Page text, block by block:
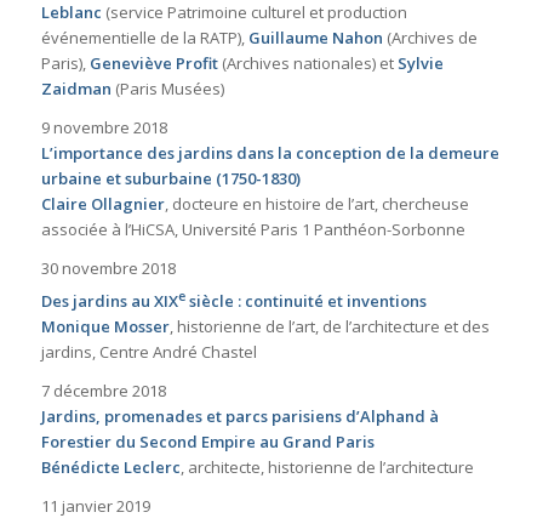
Leblanc (service Patrimoine culturel et production
événementielle de la RATP), Guillaume Nahon (Archives de
Paris), Geneviève Profit(Archives nationales) et Sylvie
Zaidman (Paris Musées)
9 novembre 2018
L’importance des jardins dans la conception de la demeure
urbaine et suburbaine (1750-1830)
Claire Ollagnier, docteure en histoire de l’art, chercheuse
associée à l’HiCSA, Université Paris 1 Panthéon-Sorbonne
30 novembre 2018
Des jardins au XIXesiècle : continuité et inventions
Monique Mosser, historienne de l’art, de l’architecture et des
jardins, Centre André Chastel
7 décembre 2018
Jardins, promenades et parcs parisiens d’Alphand à
Forestier du Second Empire au Grand Paris
Bénédicte Leclerc, architecte, historienne de l’architecture
11 janvier 2019